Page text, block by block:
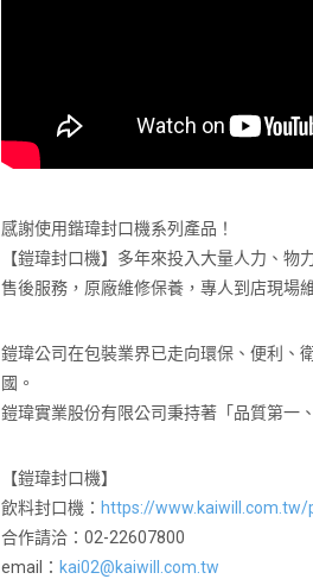
感謝使用鍇瑋封口機系列產品！
【鎧瑋封口機】多年來投入大量人力、
售後服務，原廠維修保養，專人到店現場
鎧瑋公司在包裝業界已走向環保、便利、
國。
鎧瑋實業股份有限公司秉持著「品質第一
【鎧瑋封口機】
飲料封口機： https://
合作請洽：02-22607800
email： kai02@kaiwill.com.tw